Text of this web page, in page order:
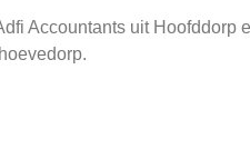
Accountants uit Hoofddorp